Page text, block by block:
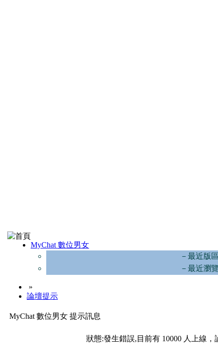
MyChat 數位男女
－最近版
－最近瀏
»
論壇提示
MyChat 數位男女 提示訊息
狀態:發生錯誤,目前有 10000 人上線